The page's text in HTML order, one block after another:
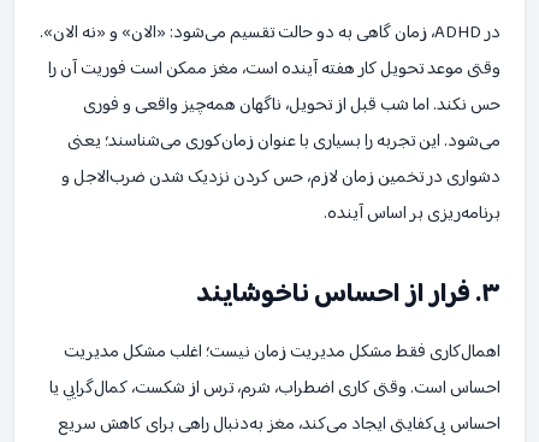
در ADHD، زمان گاهی به دو حالت تقسیم می‌شود: «الان» و «نه الان».
وقتی موعد تحویل کار هفته آینده است، مغز ممکن است فوریت آن را
حس نکند. اما شب قبل از تحویل، ناگهان همه‌چیز واقعی و فوری
می‌شود. این تجربه را بسیاری با عنوان زمان‌کوری می‌شناسند؛ یعنی
دشواری در تخمین زمان لازم، حس کردن نزدیک شدن ضرب‌الاجل و
برنامه‌ریزی بر اساس آینده.
۳. فرار از احساس ناخوشایند
اهمال‌کاری فقط مشکل مدیریت زمان نیست؛ اغلب مشکل مدیریت
احساس است. وقتی کاری اضطراب، شرم، ترس از شکست، کمال‌گرایی یا
احساس بی‌کفایتی ایجاد می‌کند، مغز به‌دنبال راهی برای کاهش سریع